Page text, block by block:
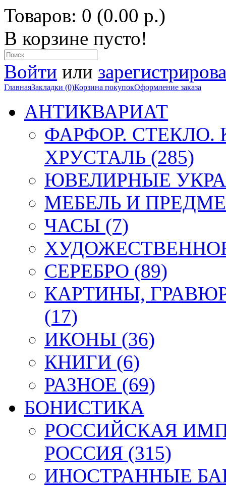
Товаров: 0 (0.00 р.)
В корзине пусто!
Войти или
ГлавнаяЗакладки (0)Корзина покупокОформление заказа
АНТИКВАРИАТ
ФАРФОР.
ХРУСТАЛЬ (285)
ЮВЕЛИРНЫЕ
МЕБЕЛЬ И
ЧАСЫ (7)
СЕРЕБРО (89)
КАРТИНЫ,
(17)
ИКОНЫ (36)
КНИГИ (6)
РАЗНОЕ (69)
БОНИСТИКА
РОССИЙСКАЯ
РОССИЯ (315)
ИНОСТРАННЫЕ